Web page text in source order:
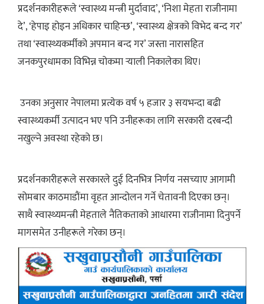
प्रदर्शनकारीहरूले ‘स्वास्थ्य मन्त्री मुर्दावाद’, ‘निशा मेहता राजीनामा
दे’, ‘हेपाइ होइन अधिकार चाहिन्छ’, ‘स्वास्थ्य क्षेत्रको विभेद बन्द गर’
तथा ‘स्वास्थ्यकर्मीको अपमान बन्द गर’ जस्ता नारासहित
जनकपुरधामका विभिन्न चोकमा र्‍याली निकालेका थिए।
उनका अनुसार नेपालमा प्रत्येक वर्ष ५ हजार ३ सयभन्दा बढी
स्वास्थ्यकर्मी उत्पादन भए पनि उनीहरूका लागि सरकारी दरबन्दी
नखुल्ने अवस्था रहेको छ।
प्रदर्शनकारीहरूले सरकारले दुई दिनभित्र निर्णय नसच्याए आगामी
सोमबार काठमाडौंमा वृहत आन्दोलन गर्ने चेतावनी दिएका छन्।
साथै स्वास्थ्यमन्त्री मेहताले नैतिकताको आधारमा राजीनामा दिनुपर्ने
मागसमेत उनीहरूले गरेका छन्।